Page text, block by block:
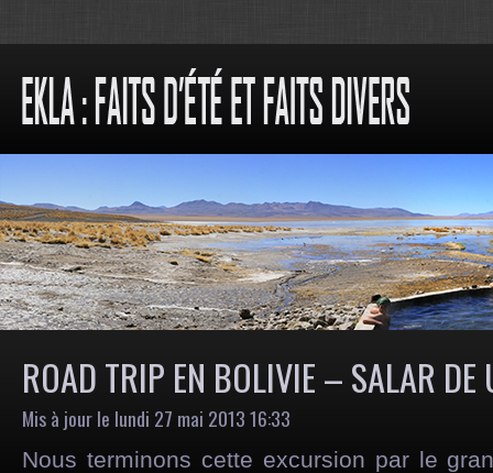
ROAD TRIP EN BOLIVIE – SALAR DE
Mis à jour le lundi 27 mai 2013 16:33
Nous terminons cette excursion par le